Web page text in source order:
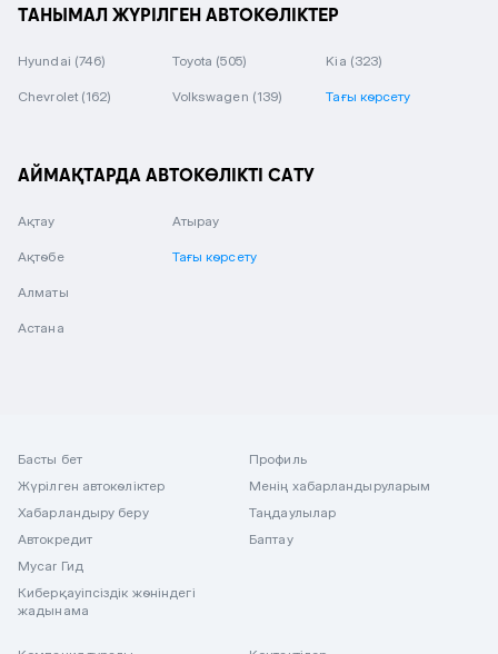
ТАНЫМАЛ ЖҮРІЛГЕН АВТОКӨЛІКТЕР
Hyundai (746) Toyota (505) Kia (323)
Chevrolet (162) Volkswagen (139) Тағы көрсету
АЙМАҚТАРДА АВТОКӨЛІКТІ САТУ
Ақтау
Ақтөбе
Алматы
Астана
Атырау
Тағы көрсету
Басты бет
Жүрілген автокөліктер
Хабарландыру беру
Автокредит
Mycar Гид
Киберқауіпсіздік жөніндегі
жадынама
Профиль
Менің хабарландыруларым
Таңдаулылар
Баптау